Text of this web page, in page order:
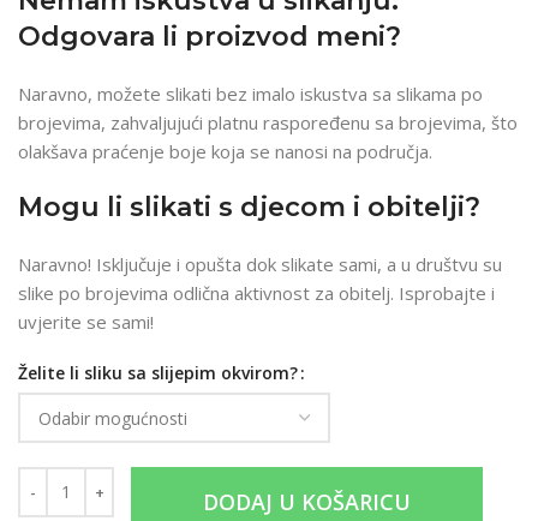
Odgovara li proizvod meni?
Naravno, možete slikati bez imalo iskustva sa slikama po
brojevima, zahvaljujući platnu raspoređenu sa brojevima, što
olakšava praćenje boje koja se nanosi na područja.
Mogu li slikati s djecom i obitelji?
Naravno! Isključuje i opušta dok slikate sami, a u društvu su
slike po brojevima odlična aktivnost za obitelj. Isprobajte i
uvjerite se sami!
Želite li sliku sa slijepim okvirom?
DODAJ U KOŠARICU